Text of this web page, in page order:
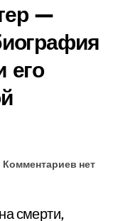
—
его
Комментариев нет